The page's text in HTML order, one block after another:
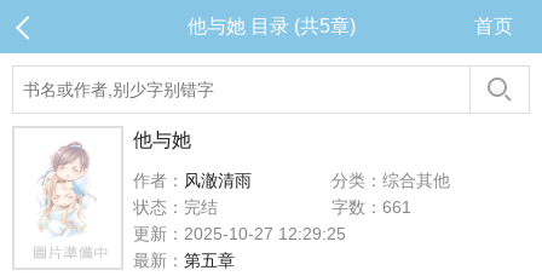
他与她 目录 (共5章) 首页
他与她
作者： 风澈清雨
分类：综合其他
状态：完结
字数：661
更新：2025-10-27 12:29:25
最新： 第五章